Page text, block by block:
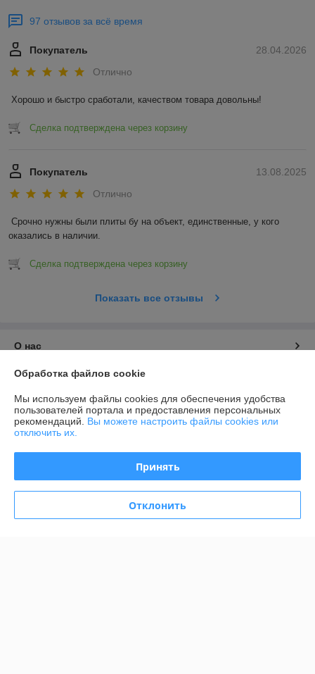
97 отзывов за всё время
28.04.2026
Покупатель
Отлично
Хорошо и быстро сработали, качеством товара довольны!
Сделка подтверждена через корзину
13.08.2025
Покупатель
Отлично
Срочно нужны были плиты бу на объект, единственные, у кого
оказались в наличии.
Сделка подтверждена через корзину
Показать все отзывы
О нас
Контакты
Доставка и оплата
Полная версия сайта
Политика обработки cookies
Обработка файлов cookie
Мы используем файлы cookies для обеспечения удобства
пользователей портала и предоставления персональных
рекомендаций. Вы можете настроить файлы cookies или
отключить их.
Принять
Отклонить